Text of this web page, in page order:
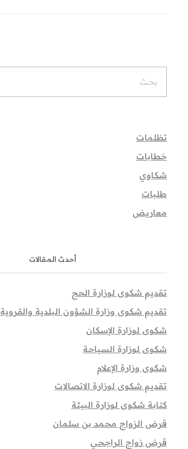
تظلمات
خطابات
شكاوي
طلبات
معاريض
أحدث المقالات
تقديم شكوى لوزارة الحج
تقديم شكوى وزارة الشؤون البلدية والقروية
شكوى لوزارة الإسكان
شكوى لوزارة السياحة
شكوى وزارة الإعلام
تقديم شكوى لوزارة الاتصالات
كتابة شكوى لوزارة البيئة
قرض الزواج محمد بن سلمان
قرض زواج الراجحي